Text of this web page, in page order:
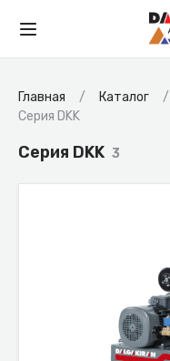
Главная Каталог
Серия DKK
Серия DKK 3